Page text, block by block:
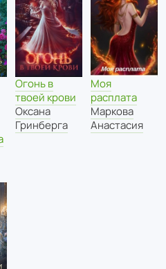
Огонь в
твоей крови
Оксана
Гринберга
Моя
расплата
Маркова
Анастасия